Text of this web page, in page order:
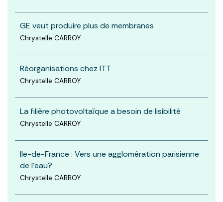
GE veut produire plus de membranes
Chrystelle CARROY
Réorganisations chez ITT
Chrystelle CARROY
La filière photovoltaïque a besoin de lisibilité
Chrystelle CARROY
Ile-de-France : Vers une agglomération parisienne
de l'eau?
Chrystelle CARROY